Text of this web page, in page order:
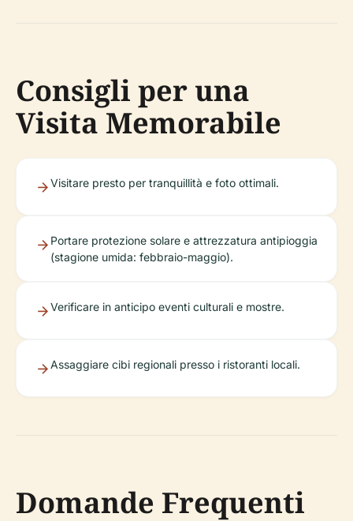
Consigli per una
Visita Memorabile
Visitare presto per tranquillità e foto ottimali.
Portare protezione solare e attrezzatura antipioggia
(stagione umida: febbraio-maggio).
Verificare in anticipo eventi culturali e mostre.
Assaggiare cibi regionali presso i ristoranti locali.
Domande Frequenti